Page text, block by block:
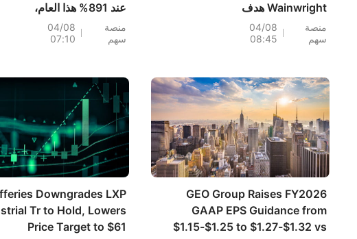
Wainwright هدف
Enlivex (ENLV) إلى
80 دولارًا، مع إمكانية
Piper Sandler تغطية
CoreWeave
(CRWV) بتصنيف
"زيادة الوزن" وهدف
151 دولارًا
منصة
سهم
04/08
08:45
عند 891% هذا العام،
ثم انخفضت بنسبة
47% في يوليو - هل
الاصطناعي واتفاقيات
النقل طويلة الأجل هذا
التقييم؟
منصة
سهم
04/08
07:10
GEO Group Raises FY2026
GAAP EPS Guidance from
$1.15-$1.25 to $1.27-$1.32 vs
Downgrades LXP
Tr to Hold, Lowers
Price Target to $61